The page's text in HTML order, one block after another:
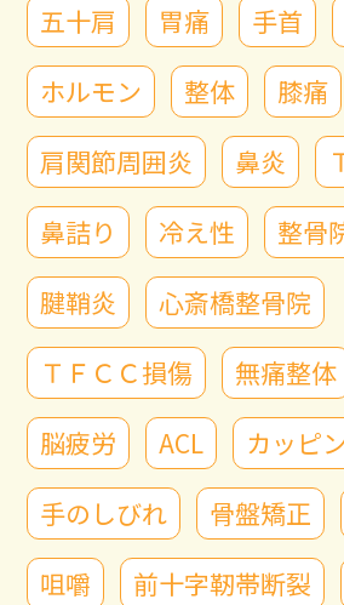
五十肩
胃痛 手首
ホルモン
整体
膝痛
肩関節周囲炎
鼻炎
鼻詰り
冷え性 整骨
腱鞘炎
心斎橋整骨院
ＴＦＣＣ損傷
無痛整体
脳疲労
ACL
カッピ
手のしびれ
骨盤矯正
咀嚼
前十字靭帯断裂